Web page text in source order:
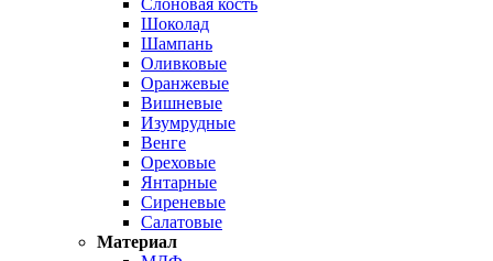
Слоновая кость
Шоколад
Шампань
Оливковые
Оранжевые
Вишневые
Изумрудные
Венге
Ореховые
Янтарные
Сиреневые
Салатовые
Материал